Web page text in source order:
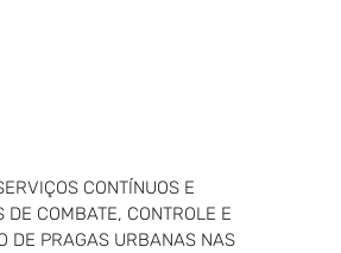
CONTÍNUOS E
DE COMBATE, CONTROLE E
DE PRAGAS URBANAS NAS